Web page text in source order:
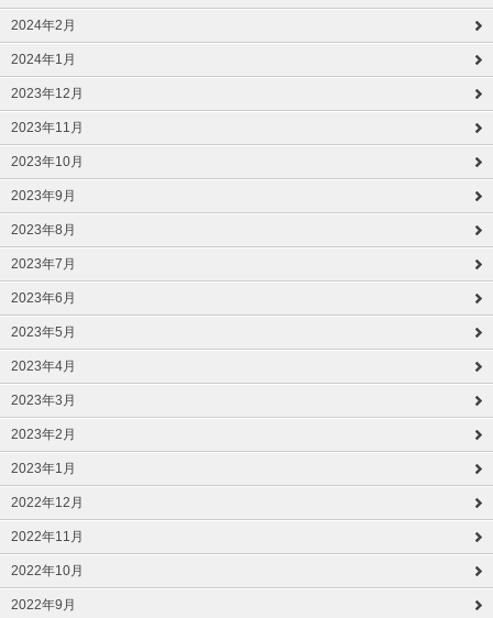
2024年2月
2024年1月
2023年12月
2023年11月
2023年10月
2023年9月
2023年8月
2023年7月
2023年6月
2023年5月
2023年4月
2023年3月
2023年2月
2023年1月
2022年12月
2022年11月
2022年10月
2022年9月